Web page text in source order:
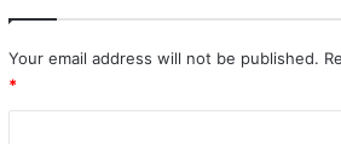
Your email address will not be published.
*